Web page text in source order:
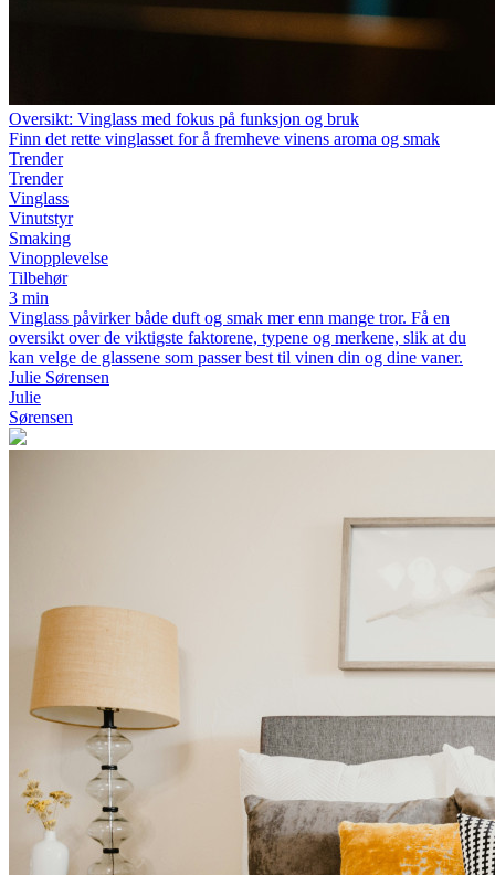
Oversikt: Vinglass med fokus på funksjon og bruk
Finn det rette vinglasset for å fremheve vinens aroma og smak
Trender
Trender
Vinglass
Vinutstyr
Smaking
Vinopplevelse
Tilbehør
3 min
Vinglass påvirker både duft og smak mer enn mange tror. Få en
oversikt over de viktigste faktorene, typene og merkene, slik at du
kan velge de glassene som passer best til vinen din og dine vaner.
Julie Sørensen
Julie
Sørensen